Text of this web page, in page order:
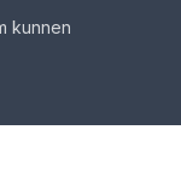
kunnen